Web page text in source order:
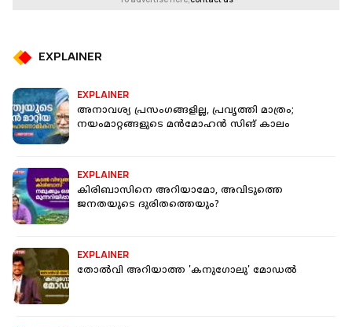
EXPLAINER
EXPLAINER
അനാവശ്യ പ്രസംഗങ്ങളില്ല, പ്രവൃത്തി മാത്രം;
നയംമാറ്റങ്ങളുടെ മൻമോഹൻ സിങ് കാലം
EXPLAINER
കിരിബാസിനെ അറിയാമോ, അവിടുത്തെ
ജനതയുടെ ദുരിതത്തെയും?
EXPLAINER
തോൽവി അറിയാത്ത 'കനുഗോലു' മോഡൽ